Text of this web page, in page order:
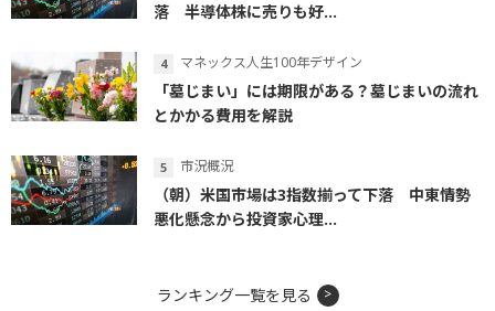
落 半導体株に売りも好...
マネックス人生100年デザイン
「墓じまい」には期限がある？墓じまいの流れ
とかかる費用を解説
市況概況
（朝）米国市場は3指数揃って下落 中東情勢
悪化懸念から投資家心理...
ランキング一覧を見る